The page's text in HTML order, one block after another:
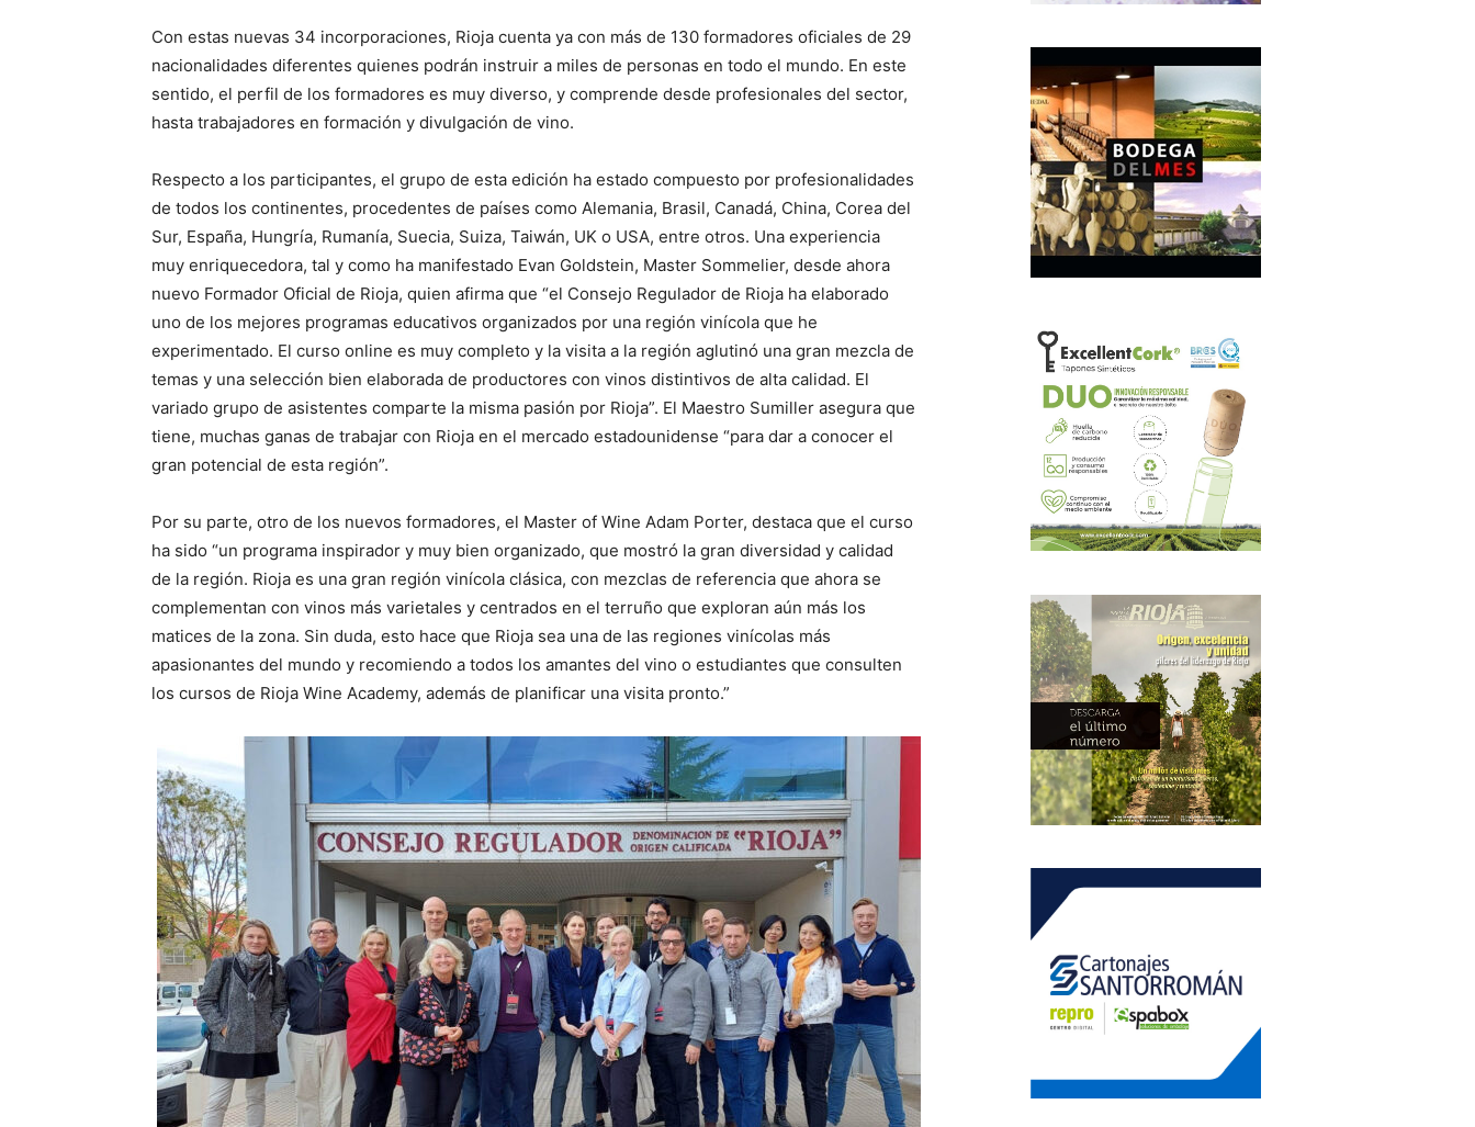
Con estas nuevas 34 incorporaciones, Rioja cuenta ya con más de 130 formadores oficiales de 29
nacionalidades diferentes quienes podrán instruir a miles de personas en todo el mundo. En este
sentido, el perfil de los formadores es muy diverso, y comprende desde profesionales del sector,
hasta trabajadores en formación y divulgación de vino.
Respecto a los participantes, el grupo de esta edición ha estado compuesto por profesionalidades
de todos los continentes, procedentes de países como Alemania, Brasil, Canadá, China, Corea del
Sur, España, Hungría, Rumanía, Suecia, Suiza, Taiwán, UK o USA, entre otros. Una experiencia
muy enriquecedora, tal y como ha manifestado Evan Goldstein, Master Sommelier, desde ahora
nuevo Formador Oficial de Rioja, quien afirma que “el Consejo Regulador de Rioja ha elaborado
uno de los mejores programas educativos organizados por una región vinícola que he
experimentado. El curso online es muy completo y la visita a la región aglutinó una gran mezcla de
temas y una selección bien elaborada de productores con vinos distintivos de alta calidad. El
variado grupo de asistentes comparte la misma pasión por Rioja”. El Maestro Sumiller asegura que
tiene, muchas ganas de trabajar con Rioja en el mercado estadounidense “para dar a conocer el
gran potencial de esta región”.
Por su parte, otro de los nuevos formadores, el Master of Wine Adam Porter, destaca que el curso
ha sido “un programa inspirador y muy bien organizado, que mostró la gran diversidad y calidad
de la región. Rioja es una gran región vinícola clásica, con mezclas de referencia que ahora se
complementan con vinos más varietales y centrados en el terruño que exploran aún más los
matices de la zona. Sin duda, esto hace que Rioja sea una de las regiones vinícolas más
apasionantes del mundo y recomiendo a todos los amantes del vino o estudiantes que consulten
los cursos de Rioja Wine Academy, además de planificar una visita pronto.”